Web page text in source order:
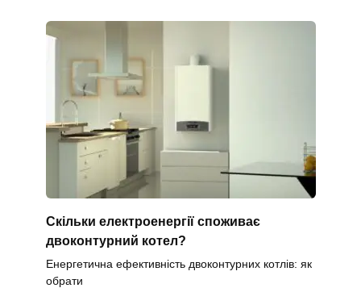
Скільки електроенергії споживає
двоконтурний котел?
Енергетична ефективність двоконтурних котлів: як
обрати